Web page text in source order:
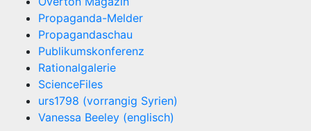
Propaganda-Melder
Propagandaschau
Publikumskonferenz
Rationalgalerie
ScienceFiles
urs1798 (vorrangig Syrien)
Vanessa Beeley (englisch)